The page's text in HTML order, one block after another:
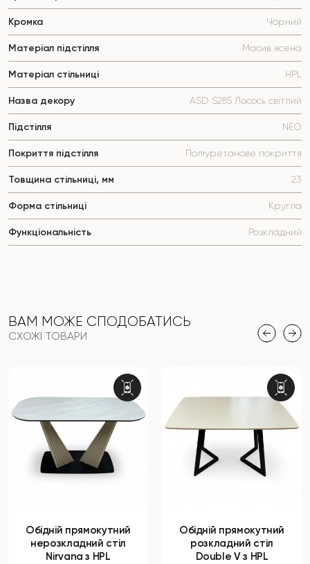
Кромка Чорний
Матеріал підстілля Масив ясена
Матеріал стільниці HPL
Назва декору ASD S285 Лосось світлий
Підстілля NEO
Покриття підстілля Поліуретанове покриття
Товщина стільниці, мм 23
Форма стільниці Кругла
Функціональність Розкладний
ВАМ МОЖЕ СПОДОБАТИСЬ
СХОЖІ ТОВАРИ
Обідній прямокутний
нерозкладний стіл
Nirvana з HPL
Обідній прямокутний
розкладний стіл
Double V з HPL